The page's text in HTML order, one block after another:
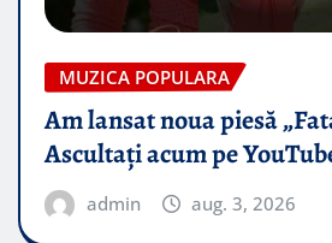
MUZICA POPULARA
Am lansat noua piesă
Ascultați acum pe
admin aug. 3, 2026